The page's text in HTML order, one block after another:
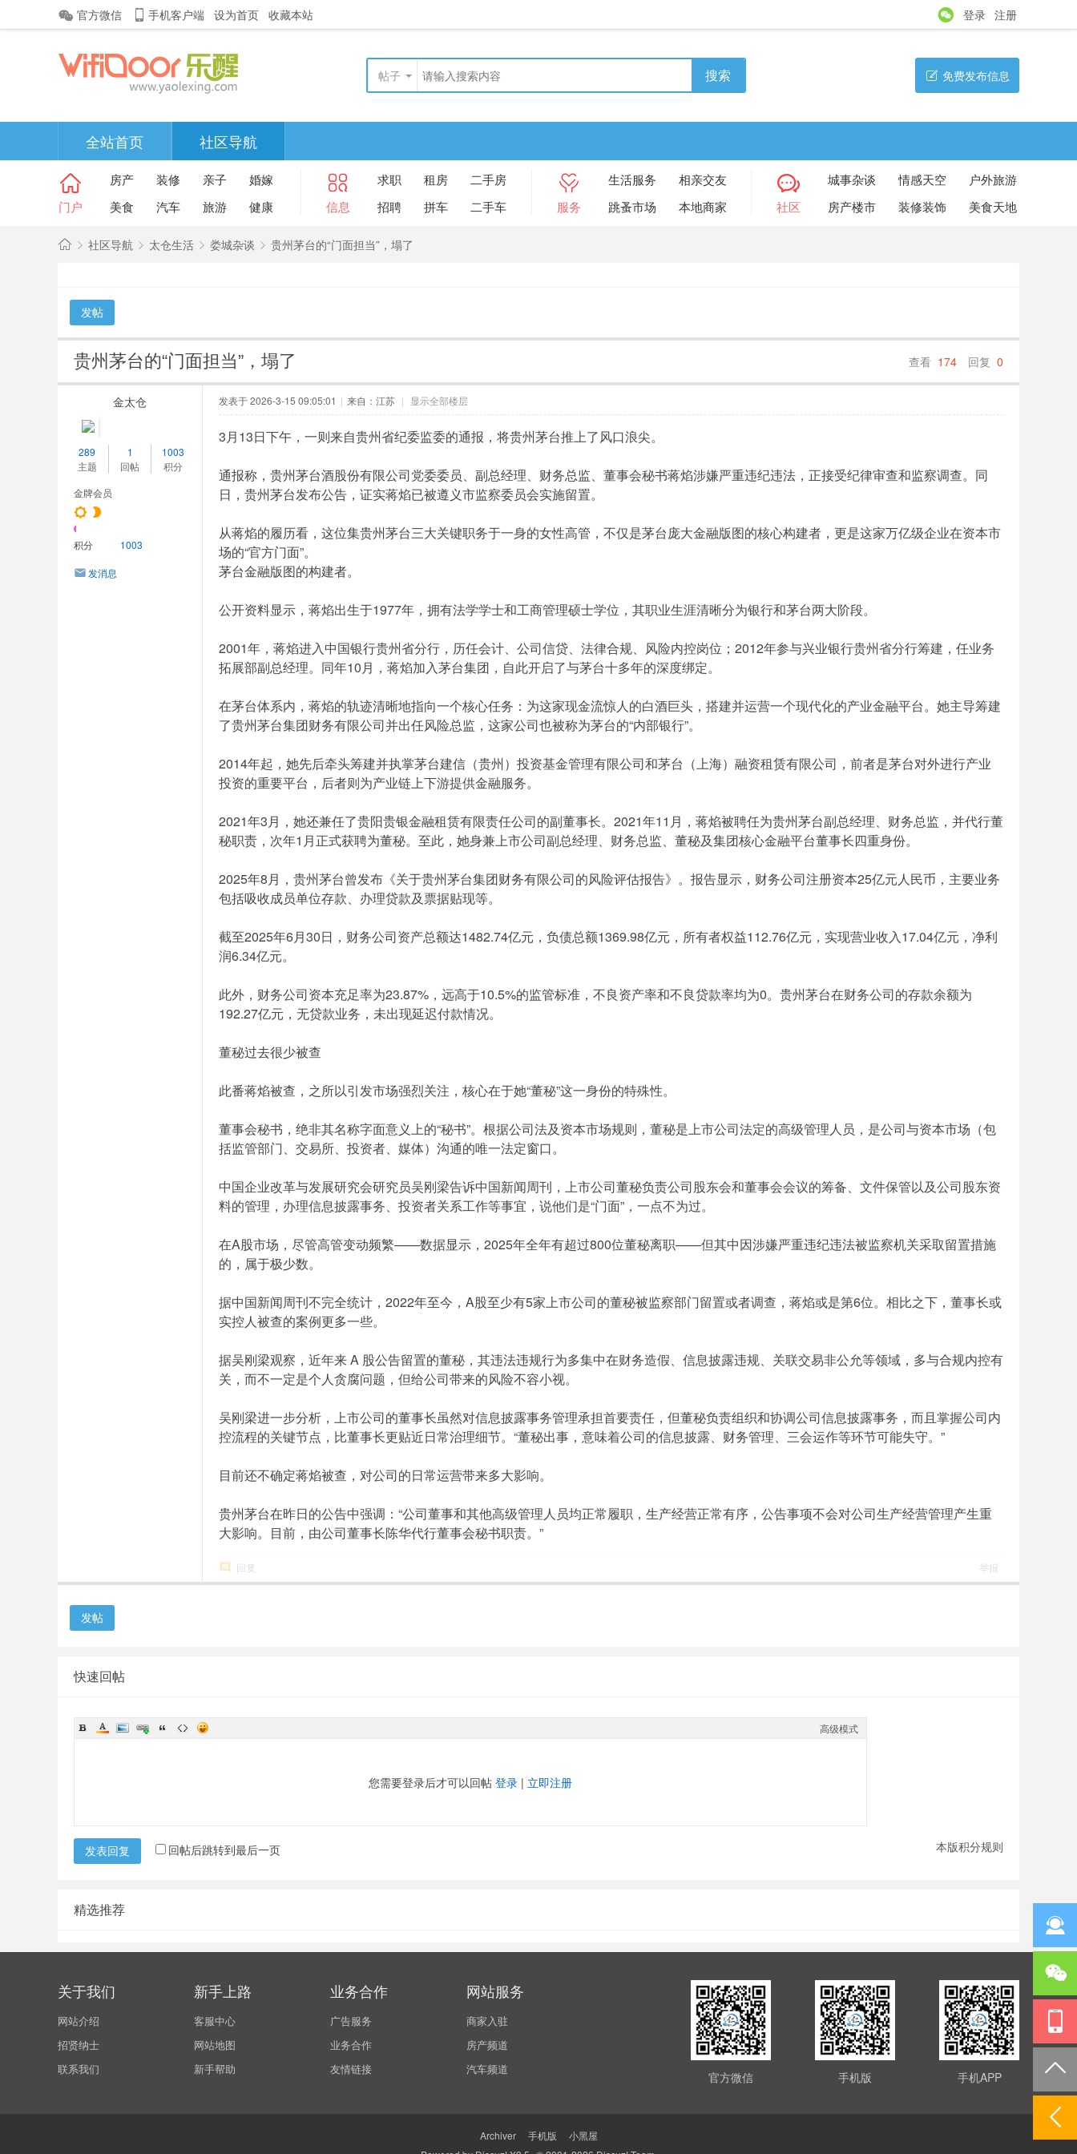
官方微信 手机客户端 设为首页 收藏本站 登录 注册
帖子 搜索 免费发布信息
全站首页 社区导航
门户
房产 装修 亲子
婚嫁
美食
汽车 旅游 健康 信息
求职 租房
二手房
招聘
拼车 二手车 服务
生活服务
相亲交友
跳蚤市场
本地商家 社区
城事杂谈 情感天空
户外旅游
房产楼市
装修装饰 美食天地
»
社区导航 太仓生活 娄城杂谈 贵州茅台的“门面担当”，塌了
发帖
查看 174 回复 0
贵州茅台的“门面担当”，塌了
金太仓
289
主题
1
回帖
1003
积分
金牌会员
积分 1003
发消息
发表于 2026-3-15 09:05:01 | 来自：江苏 | 显示全部楼层
3月13日下午，一则来自贵州省纪委监委的通报，将贵州茅台推上了风口浪尖。
通报称，贵州茅台酒股份有限公司党委委员、副总经理、财务总监、董事会秘书蒋焰涉嫌严重违纪违法，正接受纪律审查和监察调查。同
日，贵州茅台发布公告，证实蒋焰已被遵义市监察委员会实施留置。
从蒋焰的履历看，这位集贵州茅台三大关键职务于一身的女性高管，不仅是茅台庞大金融版图的核心构建者，更是这家万亿级企业在资本市
场的“官方门面”。
茅台金融版图的构建者。
公开资料显示，蒋焰出生于1977年，拥有法学学士和工商管理硕士学位，其职业生涯清晰分为银行和茅台两大阶段。
2001年，蒋焰进入中国银行贵州省分行，历任会计、公司信贷、法律合规、风险内控岗位；2012年参与兴业银行贵州省分行筹建，任业务
拓展部副总经理。同年10月，蒋焰加入茅台集团，自此开启了与茅台十多年的深度绑定。
在茅台体系内，蒋焰的轨迹清晰地指向一个核心任务：为这家现金流惊人的白酒巨头，搭建并运营一个现代化的产业金融平台。她主导筹建
了贵州茅台集团财务有限公司并出任风险总监，这家公司也被称为茅台的“内部银行”。
2014年起，她先后牵头筹建并执掌茅台建信（贵州）投资基金管理有限公司和茅台（上海）融资租赁有限公司，前者是茅台对外进行产业
投资的重要平台，后者则为产业链上下游提供金融服务。
2021年3月，她还兼任了贵阳贵银金融租赁有限责任公司的副董事长。2021年11月，蒋焰被聘任为贵州茅台副总经理、财务总监，并代行董
秘职责，次年1月正式获聘为董秘。至此，她身兼上市公司副总经理、财务总监、董秘及集团核心金融平台董事长四重身份。
2025年8月，贵州茅台曾发布《关于贵州茅台集团财务有限公司的风险评估报告》。报告显示，财务公司注册资本25亿元人民币，主要业务
包括吸收成员单位存款、办理贷款及票据贴现等。
截至2025年6月30日，财务公司资产总额达1482.74亿元，负债总额1369.98亿元，所有者权益112.76亿元，实现营业收入17.04亿元，净利
润6.34亿元。
此外，财务公司资本充足率为23.87%，远高于10.5%的监管标准，不良资产率和不良贷款率均为0。贵州茅台在财务公司的存款余额为
192.27亿元，无贷款业务，未出现延迟付款情况。
董秘过去很少被查
此番蒋焰被查，之所以引发市场强烈关注，核心在于她“董秘”这一身份的特殊性。
董事会秘书，绝非其名称字面意义上的“秘书”。根据公司法及资本市场规则，董秘是上市公司法定的高级管理人员，是公司与资本市场（包
括监管部门、交易所、投资者、媒体）沟通的唯一法定窗口。
中国企业改革与发展研究会研究员吴刚梁告诉中国新闻周刊，上市公司董秘负责公司股东会和董事会会议的筹备、文件保管以及公司股东资
料的管理，办理信息披露事务、投资者关系工作等事宜，说他们是“门面”，一点不为过。
在A股市场，尽管高管变动频繁——数据显示，2025年全年有超过800位董秘离职——但其中因涉嫌严重违纪违法被监察机关采取留置措施
的，属于极少数。
据中国新闻周刊不完全统计，2022年至今，A股至少有5家上市公司的董秘被监察部门留置或者调查，蒋焰或是第6位。相比之下，董事长或
实控人被查的案例更多一些。
据吴刚梁观察，近年来 A 股公告留置的董秘，其违法违规行为多集中在财务造假、信息披露违规、关联交易非公允等领域，多与合规内控有
关，而不一定是个人贪腐问题，但给公司带来的风险不容小视。
吴刚梁进一步分析，上市公司的董事长虽然对信息披露事务管理承担首要责任，但董秘负责组织和协调公司信息披露事务，而且掌握公司内
控流程的关键节点，比董事长更贴近日常治理细节。“董秘出事，意味着公司的信息披露、财务管理、三会运作等环节可能失守。”
目前还不确定蒋焰被查，对公司的日常运营带来多大影响。
贵州茅台在昨日的公告中强调：“公司董事和其他高级管理人员均正常履职，生产经营正常有序，公告事项不会对公司生产经营管理产生重
大影响。目前，由公司董事长陈华代行董事会秘书职责。”
回复 举报
发帖
快速回帖
高级模式
您需要登录后才可以回帖 登录 | 立即注册
本版积分规则
发表回复 回帖后跳转到最后一页
精选推荐
关于我们
网站介绍
招贤纳士
联系我们
新手上路
客服中心
网站地图
新手帮助
业务合作
广告服务
业务合作
友情链接
网站服务
商家入驻
房产频道
汽车频道
手机APP
手机版
官方微信
Archiver 手机版
小黑屋